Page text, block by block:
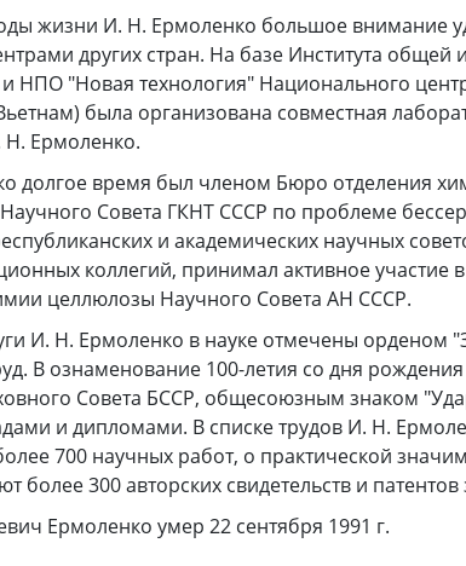
жизни И. Н. Ермоленко большое внимание
других стран. На базе Института общей
НПО "Новая технология" Национального
была организована совместная
Н. Ермоленко.
долгое время был членом Бюро отделения
Совета ГКНТ СССР по проблеме
и академических научных
коллегий, принимал активное участие
целлюлозы Научного Совета АН СССР.
И. Н. Ермоленко в науке отмечены орденом
В ознаменование 100-летия со дня
Совета БССР, общесоюзным знаком
и дипломами. В списке трудов И. Н.
700 научных работ, о практической
более 300 авторских свидетельств и
Ермоленко умер 22 сентября 1991 г.